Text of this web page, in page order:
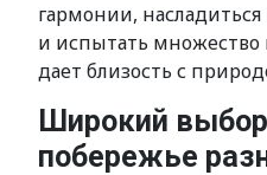
гармонии,
и испытать
дает близость с
Широкий выбор
побережье